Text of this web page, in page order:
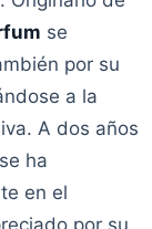
se
por su
a la
A dos años
se ha
en el
por su